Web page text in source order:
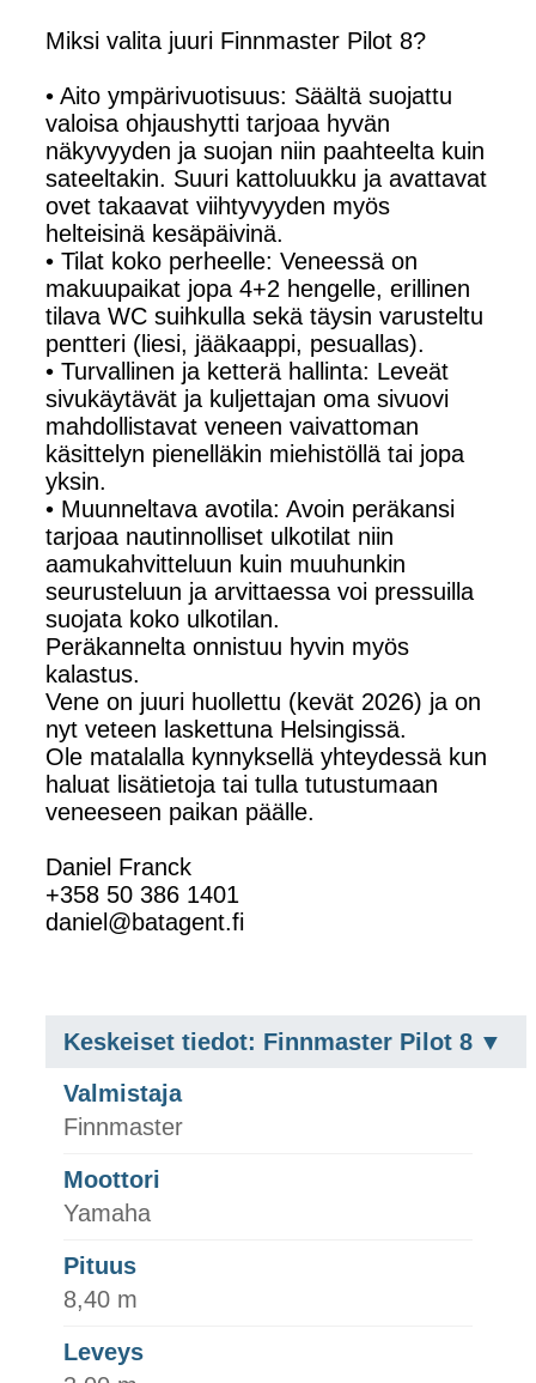
Miksi valita juuri Finnmaster Pilot 8?
• Aito ympärivuotisuus: Säältä suojattu
valoisa ohjaushytti tarjoaa hyvän
näkyvyyden ja suojan niin paahteelta kuin
sateeltakin. Suuri kattoluukku ja avattavat
ovet takaavat viihtyvyyden myös
helteisinä kesäpäivinä.
• Tilat koko perheelle: Veneessä on
makuupaikat jopa 4+2 hengelle, erillinen
tilava WC suihkulla sekä täysin varusteltu
pentteri (liesi, jääkaappi, pesuallas).
• Turvallinen ja ketterä hallinta: Leveät
sivukäytävät ja kuljettajan oma sivuovi
mahdollistavat veneen vaivattoman
käsittelyn pienelläkin miehistöllä tai jopa
yksin.
• Muunneltava avotila: Avoin peräkansi
tarjoaa nautinnolliset ulkotilat niin
aamukahvitteluun kuin muuhunkin
seurusteluun ja arvittaessa voi pressuilla
suojata koko ulkotilan.
Peräkannelta onnistuu hyvin myös
kalastus.
Vene on juuri huollettu (kevät 2026) ja on
nyt veteen laskettuna Helsingissä.
Ole matalalla kynnyksellä yhteydessä kun
haluat lisätietoja tai tulla tutustumaan
veneeseen paikan päälle.
Daniel Franck
+358 50 386 1401
daniel@batagent.fi
Keskeiset tiedot: Finnmaster Pilot 8
Valmistaja
Finnmaster
Moottori
Yamaha
Pituus
8,40 m
Leveys